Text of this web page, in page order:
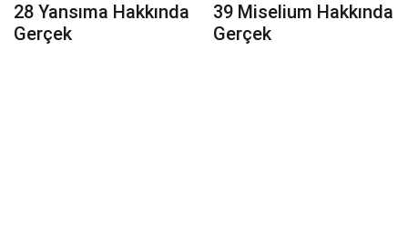
28 Yansıma Hakkında
Gerçek
39 Miselium Hakkında
Gerçek